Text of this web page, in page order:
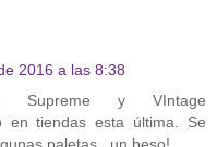
2016 a las 8:38
Supreme y VIntage
en tiendas esta última. Se